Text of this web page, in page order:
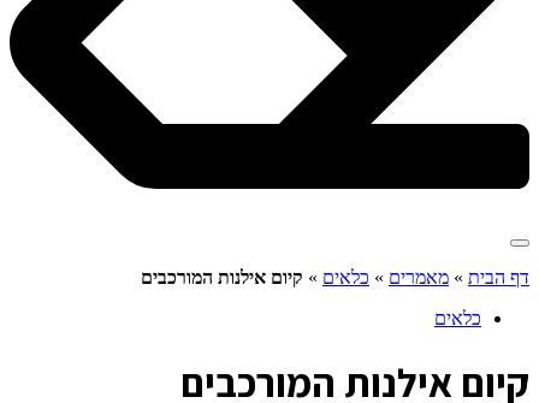
דף הבית » מאמרים » כלאים » קיום אילנות המורכבים
כלאים
קיום אילנות המורכבים